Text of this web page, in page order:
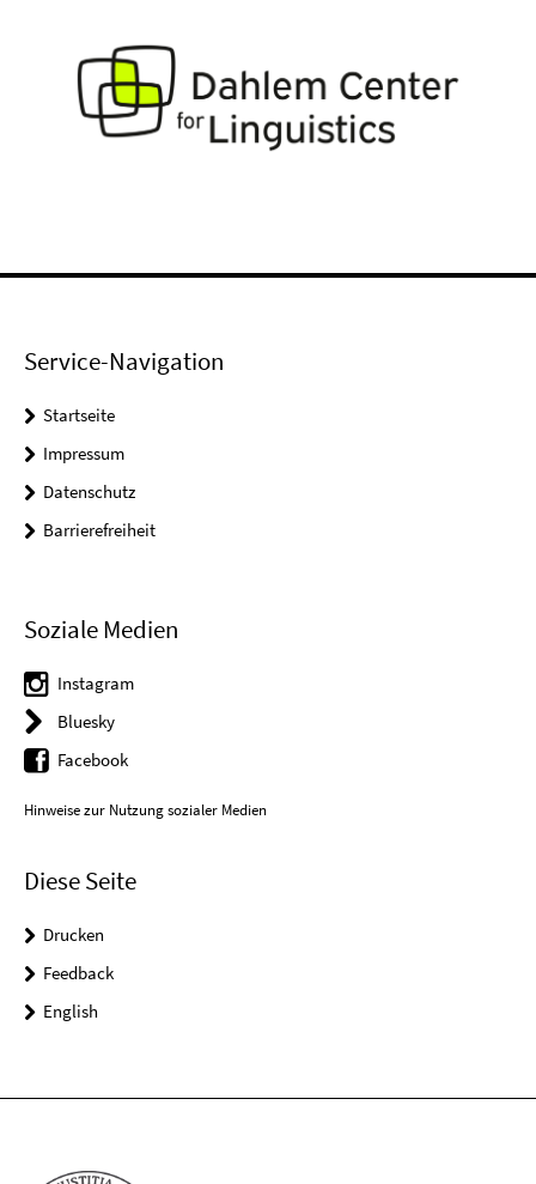
Service-Navigation
Startseite
Impressum
Datenschutz
Barrierefreiheit
Soziale Medien
Instagram
Bluesky
Facebook
Hinweise zur Nutzung sozialer Medien
Diese Seite
Drucken
Feedback
English